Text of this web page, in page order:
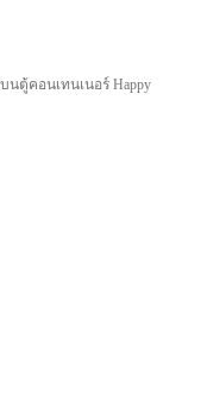
ตู้คอนเทนเนอร์ Happy